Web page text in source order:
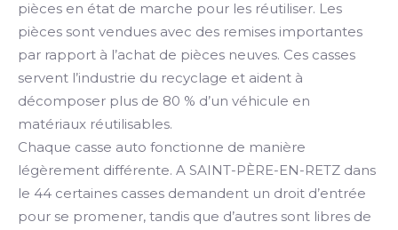
pièces en état de marche pour les réutiliser. Les
pièces sont vendues avec des remises importantes
par rapport à l’achat de pièces neuves. Ces casses
servent l’industrie du recyclage et aident à
décomposer plus de 80 % d’un véhicule en
matériaux réutilisables.
Chaque casse auto fonctionne de manière
légèrement différente. A SAINT-PÈRE-EN-RETZ dans
le 44 certaines casses demandent un droit d’entrée
pour se promener, tandis que d’autres sont libres de